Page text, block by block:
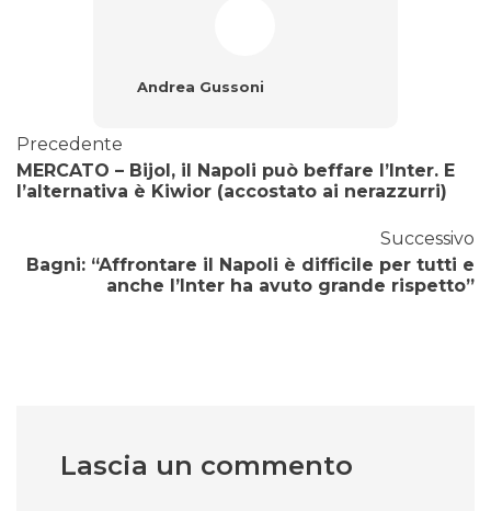
Andrea Gussoni
Precedente
MERCATO – Bijol, il Napoli può beffare l’Inter. E
l’alternativa è Kiwior (accostato ai nerazzurri)
Successivo
Bagni: “Affrontare il Napoli è difficile per tutti e
anche l’Inter ha avuto grande rispetto”
Lascia un commento